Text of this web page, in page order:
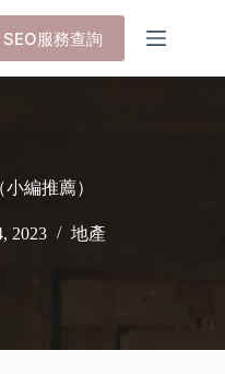
SEO服務查詢
編推薦）
2023 地產